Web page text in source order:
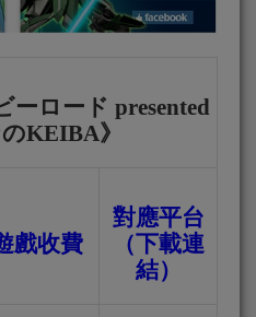
ーロード presented
KEIBA》
戲收費
對應平台
（下載連
結）